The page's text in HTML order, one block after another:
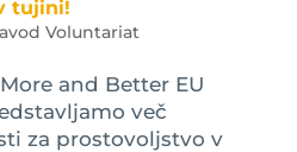
tujini!
Voluntariat
and Better EU
več
za prostovoljstvo v